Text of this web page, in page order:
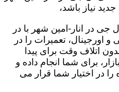
نیاز باشد،
جی در انار-امین شهر با در
اورجینال، تعمیرات را در
اتلاف وقت برای پیدا
برای شما انجام داده و
در اختیار شما قرار می